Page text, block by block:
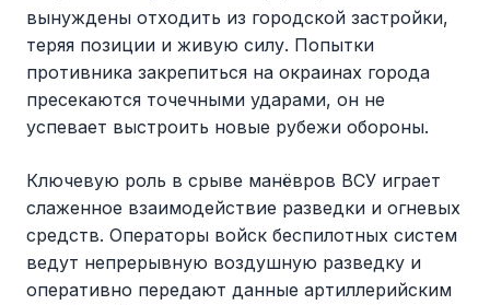
вынуждены отходить из городской застройки,
теряя позиции и живую силу. Попытки
противника закрепиться на окраинах города
пресекаются точечными ударами, он не
успевает выстроить новые рубежи обороны.
Ключевую роль в срыве манёвров ВСУ играет
слаженное взаимодействие разведки и огневых
средств. Операторы войск беспилотных систем
ведут непрерывную воздушную разведку и
оперативно передают данные артиллерийским